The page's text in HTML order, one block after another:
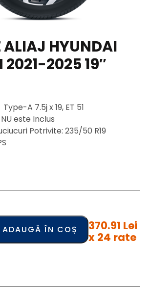
ALIAJ HYUNDAI
2021-2025 19″
A 7.5j x 19, ET 51
este Inclus
Potrivite: 235/50 R19
ADAUGĂ ÎN COȘ
370.91 Lei
x 24 rate